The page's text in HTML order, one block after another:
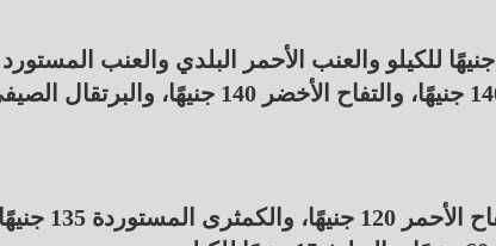
وأضاف التجار إن سعر الكنتالوب 20 جنيهًا، والشمام 25 جنيهًا للكيلو والعنب الأحمر البلدي والعنب المستورد
100 جنيه، والجوافة والموز 40 جنيهًا، والموز المستورد 140 جنيهًا، والتفاح الأخضر 140 جنيهًا،
وأشار التجار إلي أن سعر التفاح الأصفر 140 جنيهًا، والتفاح الأحمر 120 جنيهًا،